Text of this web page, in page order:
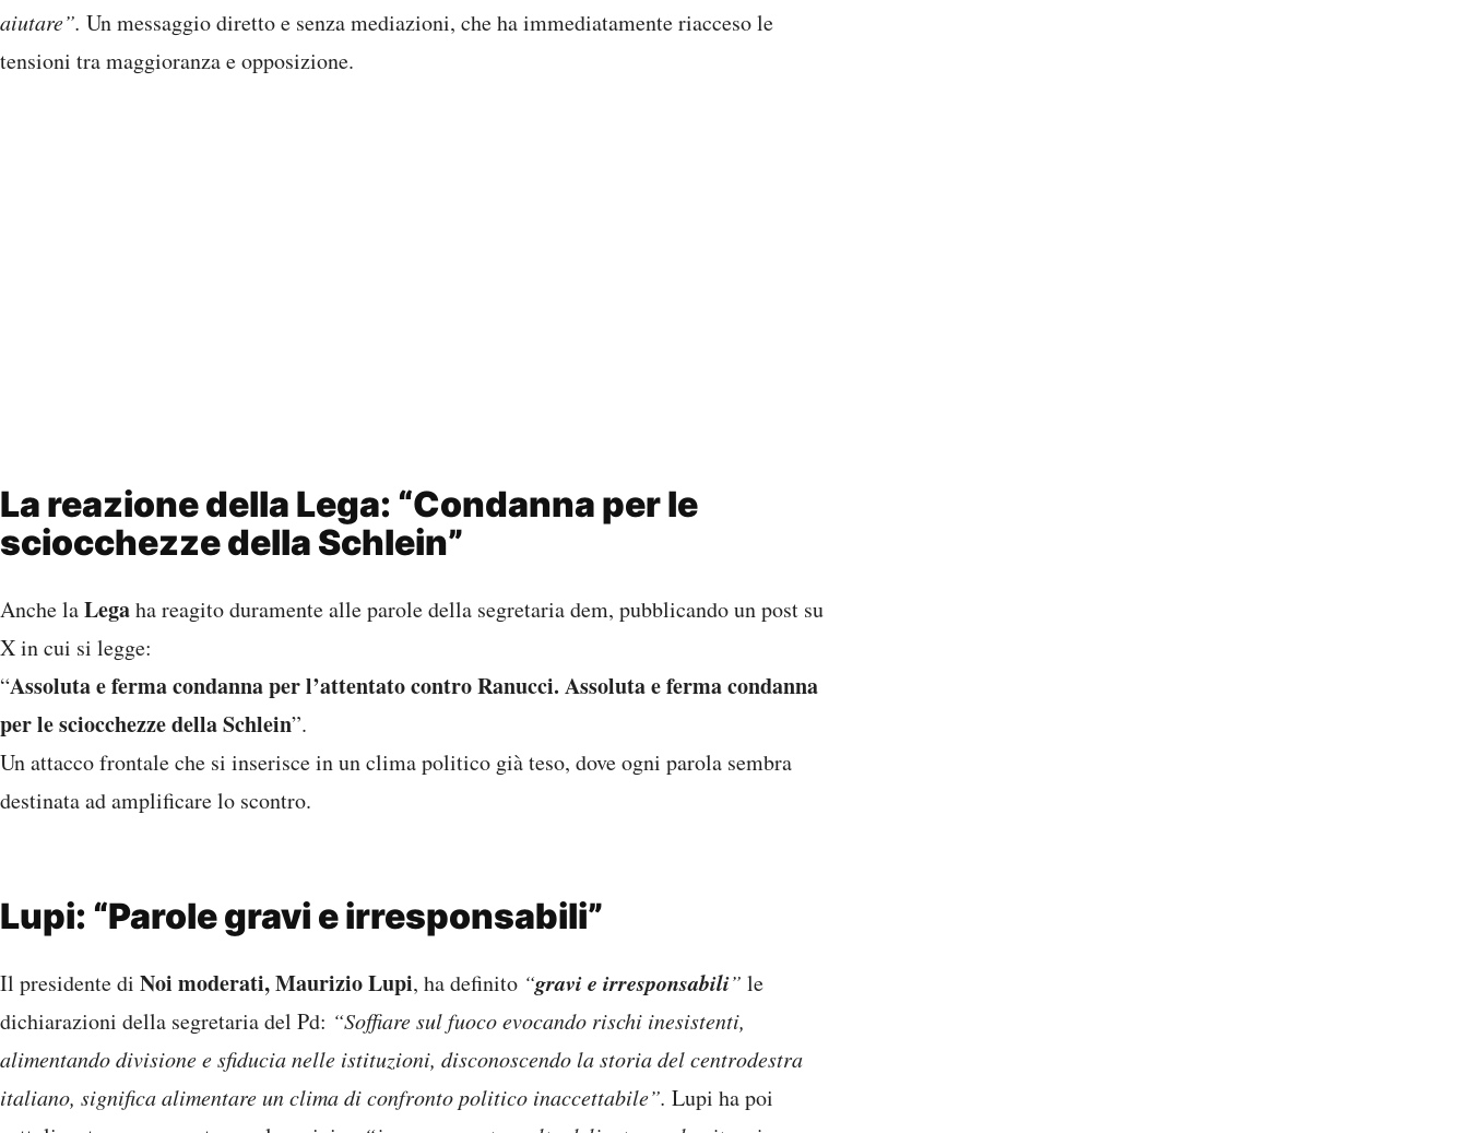
aiutare”. Un messaggio diretto e senza mediazioni, che ha immediatamente riacceso le
tensioni tra maggioranza e opposizione.
La reazione della Lega: “Condanna per le
sciocchezze della Schlein”
Anche laLegaha reagito duramente alle parole della segretaria dem, pubblicando un post su
X in cui si legge:
“Assoluta e ferma condanna per l’attentato contro Ranucci. Assoluta e ferma condanna
per le sciocchezze della Schlein”.
Un attacco frontale che si inserisce in un clima politico già teso, dove ogni parola sembra
destinata ad amplificare lo scontro.
Lupi: “Parole gravi e irresponsabili”
Il presidente di Noi moderati, Maurizio Lupi, ha definito “gravi e irresponsabili” le
dichiarazioni della segretaria del Pd: “Soffiare sul fuoco evocando rischi inesistenti,
alimentando divisione e sfiducia nelle istituzioni, disconoscendo la storia del centrodestra
italiano, significa alimentare un clima di confronto politico inaccettabile”. Lupi ha poi